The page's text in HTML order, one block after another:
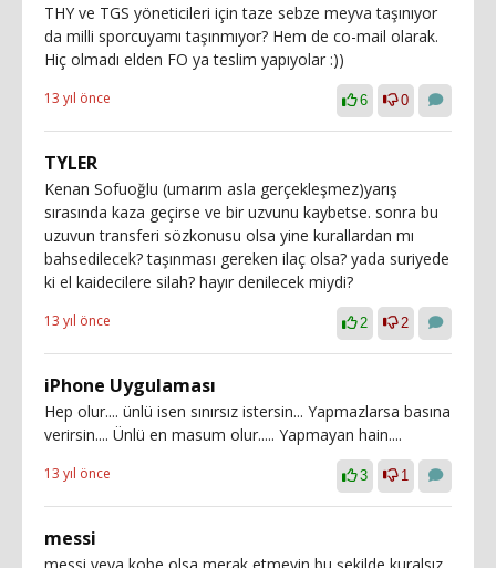
THY ve TGS yöneticileri için taze sebze meyva taşınıyor
da milli sporcuyamı taşınmıyor? Hem de co-mail olarak.
Hiç olmadı elden FO ya teslim yapıyolar :))
13 yıl önce 6 0
TYLER
Kenan Sofuoğlu (umarım asla gerçekleşmez)yarış
sırasında kaza geçirse ve bir uzvunu kaybetse. sonra bu
uzuvun transferi sözkonusu olsa yine kurallardan mı
bahsedilecek? taşınması gereken ilaç olsa? yada suriyede
ki el kaidecilere silah? hayır denilecek miydi?
13 yıl önce 2 2
iPhone Uygulaması
Hep olur.... ünlü isen sınırsız istersin... Yapmazlarsa basına
verirsin.... Ünlü en masum olur..... Yapmayan hain....
13 yıl önce 3 1
messi